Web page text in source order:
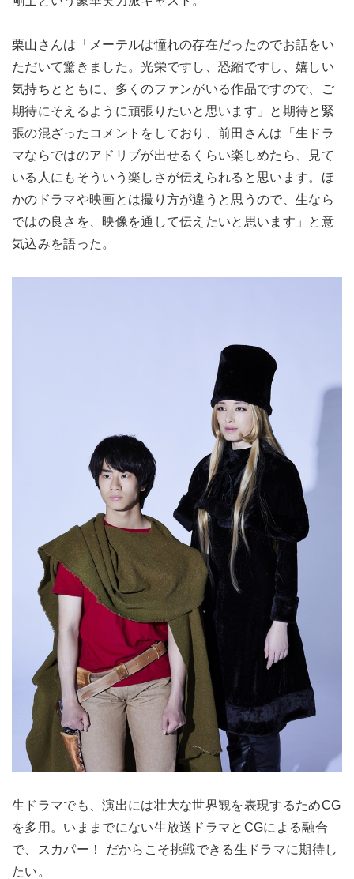
栗山さんは「メーテルは憧れの存在だったのでお話をい
ただいて驚きました。光栄ですし、恐縮ですし、嬉しい
気持ちとともに、多くのファンがいる作品ですので、ご
期待にそえるように頑張りたいと思います」と期待と緊
張の混ざったコメントをしており、前田さんは「生ドラ
マならではのアドリブが出せるくらい楽しめたら、見て
いる人にもそういう楽しさが伝えられると思います。ほ
かのドラマや映画とは撮り方が違うと思うので、生なら
ではの良さを、映像を通して伝えたいと思います」と意
気込みを語った。
生ドラマでも、演出には壮大な世界観を表現するためCG
を多用。いままでにない生放送ドラマとCGによる融合
で、スカパー！ だからこそ挑戦できる生ドラマに期待し
たい。